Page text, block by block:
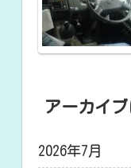
アーカイブ
2026年7月